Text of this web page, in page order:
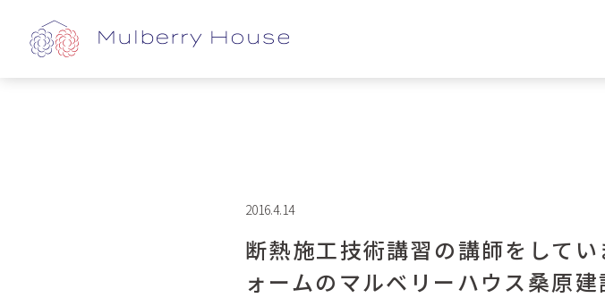
2016.4.14
断熱施工技術講習の講師をして
ォームのマルベリーハウス桑原建